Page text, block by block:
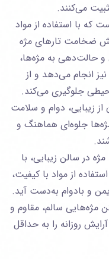
می‌کنند.
که با استفاده از مواد
ضخامت تارهای مژه
حالت‌دهی به مژه‌ها،
انجام می‌دهد و از
جلوگیری می‌کند.
زیبایی، دوام و سلامت
جلوه‌ای هماهنگ و
در سالن زیبایی، با
از مواد با‌ کیفیت،
و بادوام به‌دست آید.
مژه‌هایی سالم، مقاوم و
روزانه را به حداقل